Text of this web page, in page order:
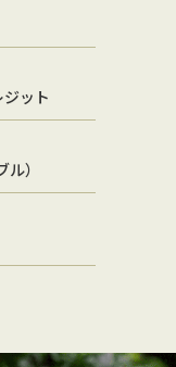
ット
）